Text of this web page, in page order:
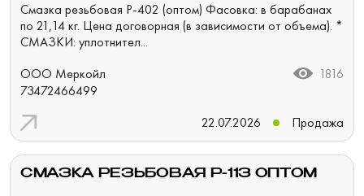
Смазка резьбовая Р-402 (оптом) Фасовка: в барабанах
по 21,14 кг. Цена договорная (в зависимости от объема). *
СМАЗКИ: уплотнител...
ООО Меркойл
73472466499
1816
22.07.2026 Продажа
СМАЗКА РЕЗЬБОВАЯ Р-113 ОПТОМ